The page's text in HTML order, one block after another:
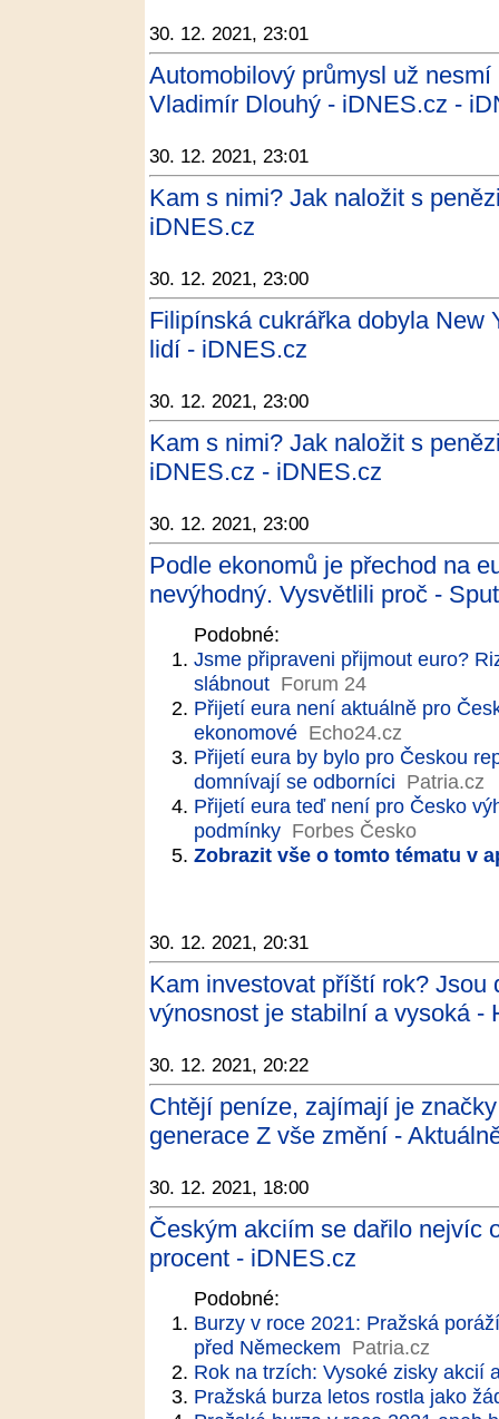
30. 12. 2021, 23:01
Automobilový průmysl už
Vladimír Dlouhý - iDNES.cz -
30. 12. 2021, 23:01
Kam s nimi? Jak naložit s
iDNES.cz
30. 12. 2021, 23:00
Filipínská cukrářka dobyla New
lidí - iDNES.cz
30. 12. 2021, 23:00
Kam s nimi? Jak naložit s
iDNES.cz - iDNES.cz
30. 12. 2021, 23:00
Podle ekonomů je přechod na
nevýhodný. Vysvětlili proč -
Podobné:
Jsme připraveni přijmout euro?
slábnout Forum 24
Přijetí eura není aktuálně pro
ekonomové Echo24.cz
Přijetí eura by bylo pro Českou
domnívají se odborníci Patria.cz
Přijetí eura teď není pro Česko
podmínky Forbes Česko
Zobrazit vše o tomto tématu v
30. 12. 2021, 20:31
Kam investovat příští rok? Jsou
výnosnost je stabilní a vysoká -
30. 12. 2021, 20:22
Chtějí peníze, zajímají je
generace Z vše změní -
30. 12. 2021, 18:00
Českým akciím se dařilo nejvíc
procent - iDNES.cz
Podobné:
Burzy v roce 2021: Pražská
před Německem Patria.cz
Rok na trzích: Vysoké zisky akcií
Pražská burza letos rostla jako